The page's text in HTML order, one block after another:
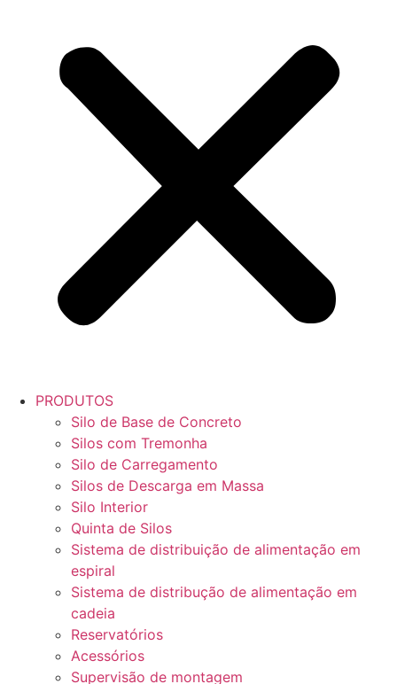
PRODUTOS
Silo de Base de Concreto
Silos com Tremonha
Silo de Carregamento
Silos de Descarga em Massa
Silo Interior
Quinta de Silos
Sistema de distribuição de alimentação em
espiral
Sistema de distribução de alimentação em
cadeia
Reservatórios
Acessórios
Supervisão de montagem